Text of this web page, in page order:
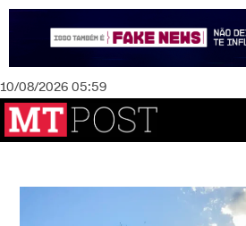
10/08/2026 05:59